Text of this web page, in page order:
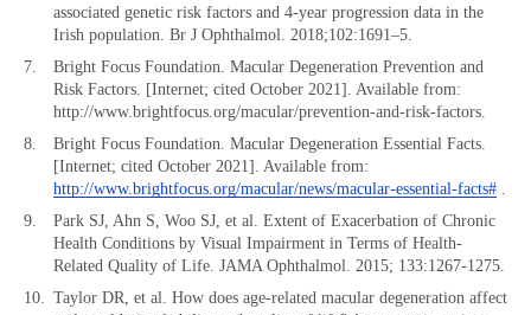
associated genetic risk factors and 4-year progression data in the
Irish population. Br J Ophthalmol. 2018;102:1691–5.
Bright Focus Foundation. Macular Degeneration Prevention and
Risk Factors. [Internet; cited October 2021]. Available from:
http://www.brightfocus.org/macular/prevention-and-risk-factors.
Bright Focus Foundation. Macular Degeneration Essential Facts.
[Internet; cited October 2021]. Available from:
http://www.brightfocus.org/macular/news/macular-essential-facts# .
Park SJ, Ahn S, Woo SJ, et al. Extent of Exacerbation of Chronic
Health Conditions by Visual Impairment in Terms of Health-
Related Quality of Life. JAMA Ophthalmol. 2015; 133:1267-1275.
Taylor DR, et al. How does age-related macular degeneration affect